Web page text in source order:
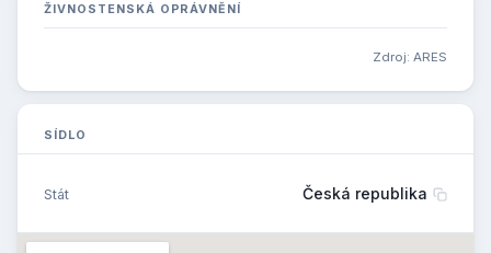
ŽIVNOSTENSKÁ OPRÁVNĚNÍ
Zdroj: ARES
SÍDLO
Stát Česká republika